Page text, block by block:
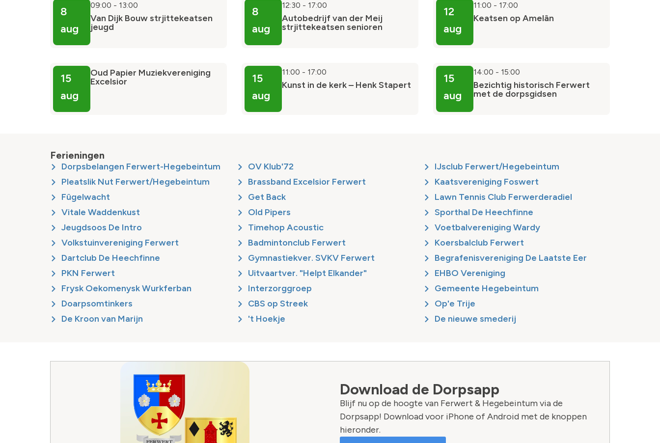
8
aug
09:00 - 13:00
Van Dijk Bouw strjittekeatsen
jeugd
8
aug
12:30 - 17:00
Autobedrijf van der Meij
strjittekeatsen senioren
12
aug
11:00 - 17:00
Keatsen op Amelân
15
aug
Oud Papier Muziekvereniging
Excelsior
15
aug
11:00 - 17:00
Kunst in de kerk – Henk Stapert
15
aug
14:00 - 15:00
Bezichtig historisch Ferwert
met de dorpsgidsen
Ferieningen
Dorpsbelangen Ferwert-Hegebeintum
Pleatslik Nut Ferwert/Hegebeintum
Fûgelwacht
Vitale Waddenkust
Jeugdsoos De Intro
Volkstuinvereniging Ferwert
Dartclub De Heechfinne
PKN Ferwert
Frysk Oekomenysk Wurkferban
Doarpsomtinkers
De Kroon van Marijn
OV Klub'72
Brassband Excelsior Ferwert
Get Back
Old Pipers
Timehop Acoustic
Badmintonclub Ferwert
Gymnastiekver. SVKV Ferwert
Uitvaartver. "Helpt Elkander"
Interzorggroep
CBS op Streek
't Hoekje
IJsclub Ferwert/Hegebeintum
Kaatsvereniging Foswert
Lawn Tennis Club Ferwerderadiel
Sporthal De Heechfinne
Voetbalvereniging Wardy
Koersbalclub Ferwert
Begrafenisvereniging De Laatste Eer
EHBO Vereniging
Gemeente Hegebeintum
Op'e Trije
De nieuwe smederij
Download de Dorpsapp
Blijf nu op de hoogte van Ferwert & Hegebeintum via de
Dorpsapp! Download voor iPhone of Android met de knoppen
hieronder.